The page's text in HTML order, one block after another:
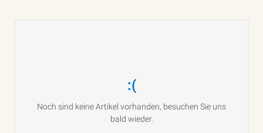
:(
Noch sind keine Artikel vorhanden, besuchen Sie uns
bald wieder.